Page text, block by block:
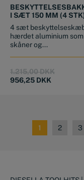
I SÆT 150 MM (4
4 sæt
hærdet aluminium som
skåner og...
1.215,00DKKOriginal
956,25 DKK
Current
1 2 3